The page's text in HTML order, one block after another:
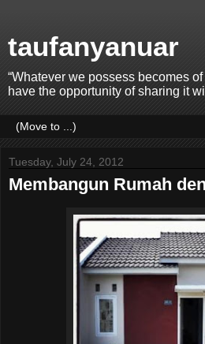
taufanyanuar
“Whatever we possess becomes
have the opportunity of sharing it
Tuesday, July 24, 2012
Membangun Rumah